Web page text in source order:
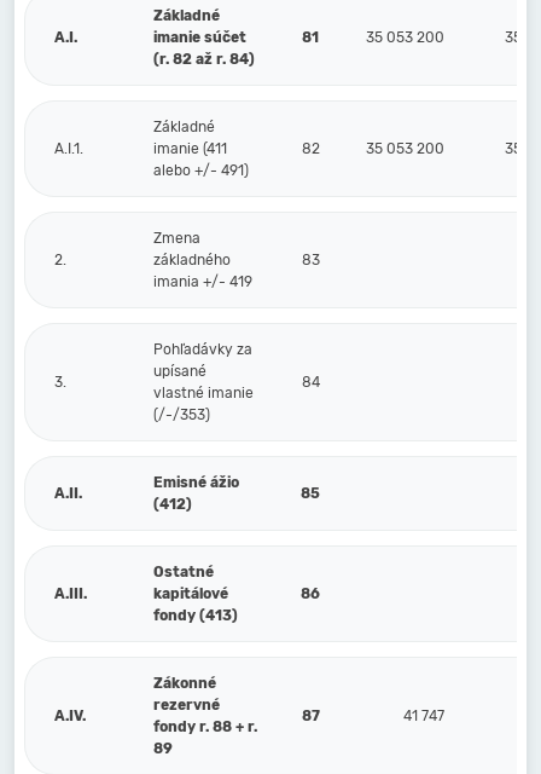
A.I.
Základné
imanie súčet
(r. 82 až r. 84)
81 35 053 200 35
A.I.1.
Základné
imanie (411
alebo +/- 491)
82 35 053 200 35
2.
Zmena
základného
imania +/- 419
83
3.
Pohľadávky za
upísané
vlastné imanie
(/-/353)
84
A.II.
Emisné ážio
(412)
85
A.III.
Ostatné
kapitálové
fondy (413)
86
A.IV.
Zákonné
rezervné
fondy r. 88 + r.
89
87 41 747